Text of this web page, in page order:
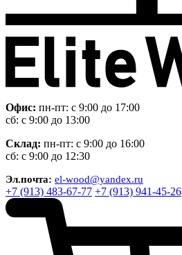
Офис: пн-пт: с 9:00 до 17:00
сб: с 9:00 до 13:00
Склад: пн-пт: с 9:00 до 16:00
сб: с 9:00 до 12:30
Эл.почта: el-wood@yandex.ru
+7 (913) 483-67-77 +7 (913) 941-45-26